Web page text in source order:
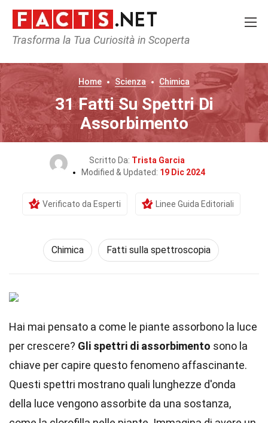
Trasforma la Tua Curiosità in Scoperta
Home Scienza Chimica
31 Fatti Su Spettri Di
Assorbimento
Scritto Da: Trista Garcia
Modified & Updated: 19 Dic 2024
Verificato da Esperti Linee Guida Editoriali
Chimica Fatti sulla spettroscopia
Hai mai pensato a come le piante assorbono la luce
per crescere? Gli spettri di assorbimento sono la
chiave per capire questo fenomeno affascinante.
Questi spettri mostrano quali lunghezze d'onda
della luce vengono assorbite da una sostanza,